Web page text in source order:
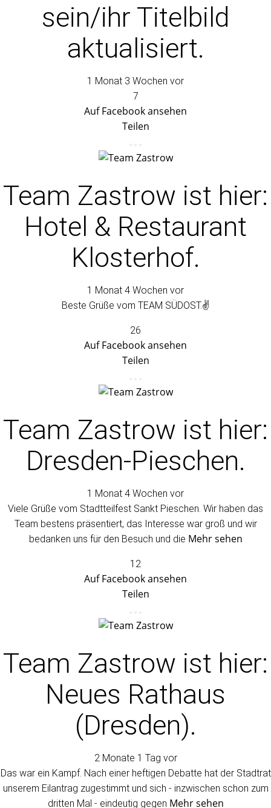
sein/ihr Titelbild
aktualisiert.
1 Monat 3 Wochen vor
7
Auf Facebook ansehen
Teilen
Team Zastrow ist hier:
Hotel & Restaurant
Klosterhof.
1 Monat 4 Wochen vor
Beste Grüße vom TEAM SÜDOST.✌️
26
Auf Facebook ansehen
Teilen
Team Zastrow ist hier:
Dresden-Pieschen.
1 Monat 4 Wochen vor
Viele Grüße vom Stadtteilfest Sankt Pieschen. Wir haben das
Team bestens präsentiert, das Interesse war groß und wir
bedanken uns für den Besuch und die Mehr sehen
12
Auf Facebook ansehen
Teilen
Team Zastrow ist hier:
Neues Rathaus
(Dresden).
2 Monate 1 Tag vor
Das war ein Kampf. Nach einer heftigen Debatte hat der Stadtrat
unserem Eilantrag zugestimmt und sich - inzwischen schon zum
dritten Mal - eindeutig gegen Mehr sehen